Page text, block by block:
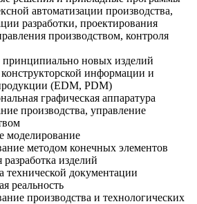
автоматизации производства,
разработки, проектирования
производством, контроля
принципиально новых изделий
информации и
(EDM, PDM)
графическая аппаратура
производства, управление
моделирование
методом конечных элементов
разработка изделий
технической документации
реальность
производства и технологических